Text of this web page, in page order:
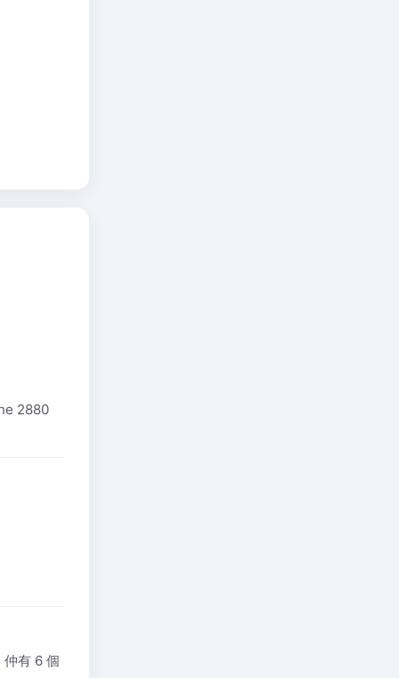
2880
有 6 個